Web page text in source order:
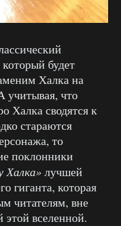
будет
Халка на
учитывая, что
Халка сводятся к
стараются
то
поклонники
Халка»лучшей
гиганта, которая
читателям, вне
этой вселенной.